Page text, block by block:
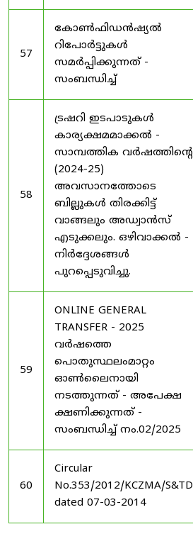
57
കോൺഫിഡൻഷ്യൽ
റിപോർട്ടുകൾ
സമർപ്പിക്കുന്നത് -
സംബന്ധിച്ച്
58
ട്രഷറി ഇടപാടുകൾ
കാര്യക്ഷമമാക്കൽ -
സാമ്പത്തിക വർഷത്തിന്റെ
(2024-25)
അവസാനത്തോടെ
ബില്ലുകൾ തിരക്കിട്ട്
വാങ്ങലും അഡ്വാൻസ്
എടുക്കലും. ഒഴിവാക്കൽ -
നിർദ്ദേശങ്ങൾ
പുറപ്പെടുവിച്ചു.
59
ONLINE GENERAL
TRANSFER - 2025
വർഷത്തെ
പൊതുസ്ഥലംമാറ്റം
ഓൺലൈനായി
നടത്തുന്നത് - അപേക്ഷ
ക്ഷണിക്കുന്നത് -
സംബന്ധിച്ച് നം.02/2025
60
Circular
No.353/2012/KCZMA/S&TD
dated 07-03-2014